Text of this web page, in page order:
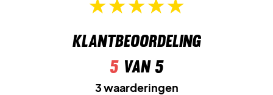
Klantbeoordeling
5van 5
3 waarderingen